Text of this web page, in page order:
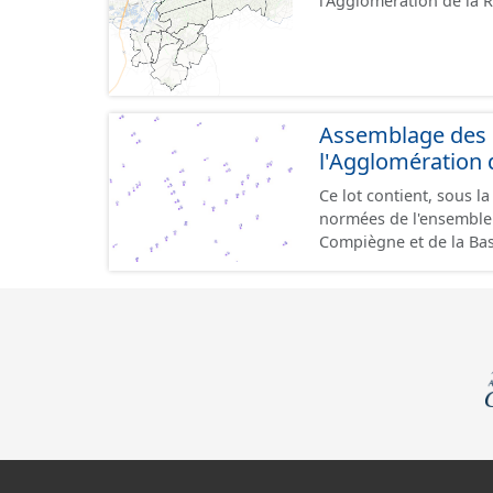
sont représentés
Assemblage des
l'Agglomération
Ce lot contient, sous
normées de
Compiègne et de la Basse Automne. Une
correspondante et
information est
la parcelle